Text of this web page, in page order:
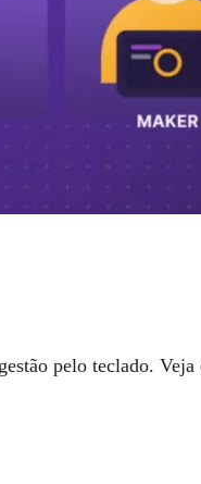
pelo teclado. Veja